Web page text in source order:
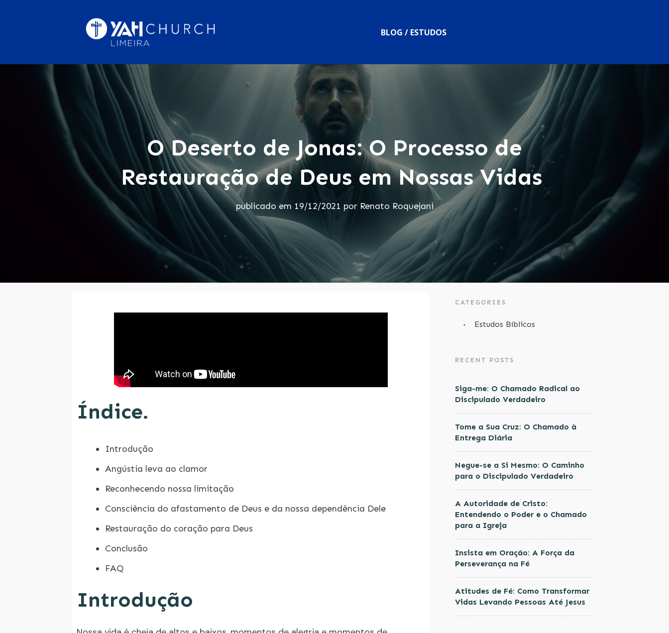
BLOG / ESTUDOS
O Deserto de Jonas: O Processo de
Restauração de Deus em Nossas Vidas
publicado em 19/12/2021 por Renato Roquejani
Índice.
Introdução
Angústia leva ao clamor
Reconhecendo nossa limitação
Consciência do afastamento de Deus e da nossa dependência Dele
Restauração do coração para Deus
Conclusão
FAQ
Introdução
CATEGORIES
Estudos Bíblicos
RECENT POSTS
Siga-me: O Chamado Radical ao
Discipulado Verdadeiro
Tome a Sua Cruz: O Chamado à
Entrega Diária
Negue-se a Si Mesmo: O Caminho
para o Discipulado Verdadeiro
A Autoridade de Cristo:
Entendendo o Poder e o Chamado
para a Igreja
Insista em Oração: A Força da
Perseverança na Fé
Atitudes de Fé: Como Transformar
Vidas Levando Pessoas Até Jesus